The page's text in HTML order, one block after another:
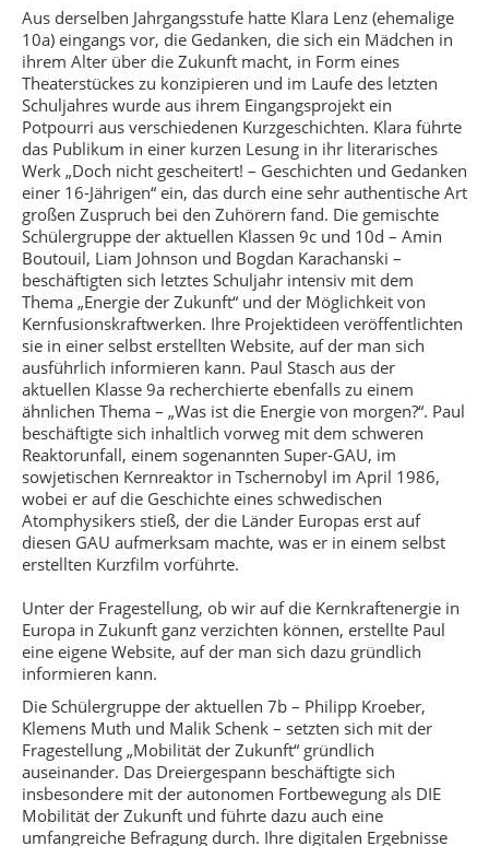
Aus derselben Jahrgangsstufe hatte Klara Lenz (ehemalige
10a) eingangs vor, die Gedanken, die sich ein Mädchen in
ihrem Alter über die Zukunft macht, in Form eines
Theaterstückes zu konzipieren und im Laufe des letzten
Schuljahres wurde aus ihrem Eingangsprojekt ein
Potpourri aus verschiedenen Kurzgeschichten. Klara führte
das Publikum in einer kurzen Lesung in ihr literarisches
Werk „Doch nicht gescheitert! – Geschichten und Gedanken
einer 16-Jährigen“ ein, das durch eine sehr authentische Art
großen Zuspruch bei den Zuhörern fand. Die gemischte
Schülergruppe der aktuellen Klassen 9c und 10d – Amin
Boutouil, Liam Johnson und Bogdan Karachanski –
beschäftigten sich letztes Schuljahr intensiv mit dem
Thema „Energie der Zukunft“ und der Möglichkeit von
Kernfusionskraftwerken. Ihre Projektideen veröffentlichten
sie in einer selbst erstellten Website, auf der man sich
ausführlich informieren kann. Paul Stasch aus der
aktuellen Klasse 9a recherchierte ebenfalls zu einem
ähnlichen Thema – „Was ist die Energie von morgen?“. Paul
beschäftigte sich inhaltlich vorweg mit dem schweren
Reaktorunfall, einem sogenannten Super-GAU, im
sowjetischen Kernreaktor in Tschernobyl im April 1986,
wobei er auf die Geschichte eines schwedischen
Atomphysikers stieß, der die Länder Europas erst auf
diesen GAU aufmerksam machte, was er in einem selbst
erstellten Kurzfilm vorführte.
Unter der Fragestellung, ob wir auf die Kernkraftenergie in
Europa in Zukunft ganz verzichten können, erstellte Paul
eine eigene Website, auf der man sich dazu gründlich
informieren kann.
Die Schülergruppe der aktuellen 7b – Philipp Kroeber,
Klemens Muth und Malik Schenk – setzten sich mit der
Fragestellung „Mobilität der Zukunft“ gründlich
auseinander. Das Dreiergespann beschäftigte sich
insbesondere mit der autonomen Fortbewegung als DIE
Mobilität der Zukunft und führte dazu auch eine
umfangreiche Befragung durch. Ihre digitalen Ergebnisse